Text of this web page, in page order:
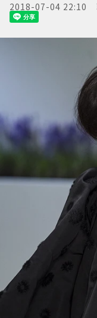
2018-07-04 22:10